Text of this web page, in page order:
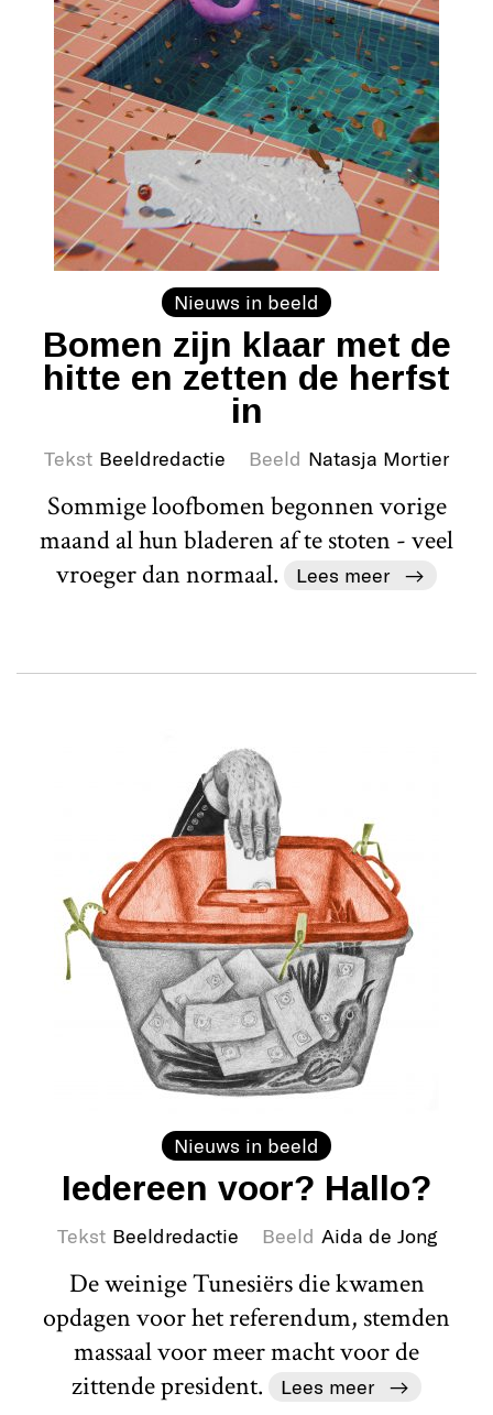
Nieuws in beeld
Bomen zijn klaar met de
hitte en zetten de herfst
in
Tekst Beeldredactie Beeld Natasja Mortier
Sommige loofbomen begonnen vorige
maand al hun bladeren af te stoten - veel
vroeger dan normaal.
Lees meer
Nieuws in beeld
Iedereen voor? Hallo?
Tekst Beeldredactie Beeld Aida de Jong
De weinige Tunesiërs die kwamen
opdagen voor het referendum, stemden
massaal voor meer macht voor de
zittende president.
Lees meer